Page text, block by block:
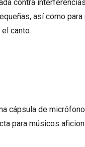
contra
así como
canto.
cápsula de
para músicos